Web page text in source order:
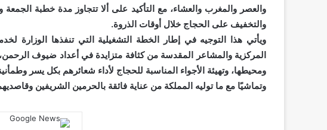
والتخفيف على الحجاج خلال أوقات الذروة.
ويأتي هذا التوجيه في إطار الخطة التشغيلية التي تنفذها الوزارة
المركزية والمشاعر المقدسة من كثافة متزايدة في أعداد ضيوف
ومحيطها، وتهيئة الأجواء المناسبة للحجاج لأداء شعائرهم بكل يسر
وتماشيًا مع ما توليه المملكة من عناية فائقة بالحرمين الشريفين